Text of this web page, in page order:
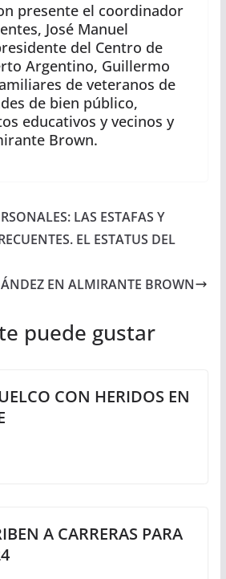
presente el coordinador
José Manuel
del Centro de
Argentino, Guillermo
de veteranos de
de bien público,
educativos y vecinos y
Brown.
LAS ESTAFAS Y
EL ESTATUS DEL
EN ALMIRANTE BROWN
puede gustar
CON HERIDOS EN
A CARRERAS PARA